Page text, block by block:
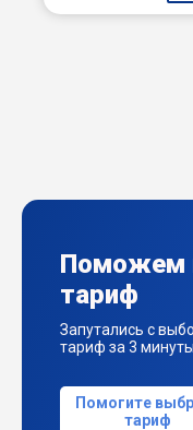
Поможем
тариф
Запутались с
тариф за 3
Помогите
тариф